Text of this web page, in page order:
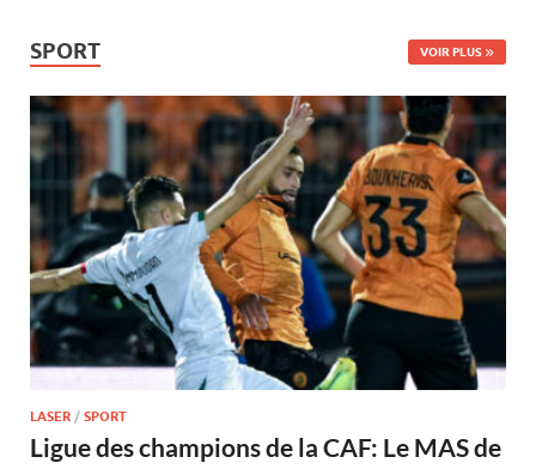
SPORT VOIR PLUS
LASER / SPORT
Ligue des champions de la CAF: Le MAS de